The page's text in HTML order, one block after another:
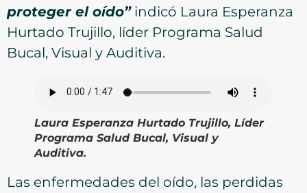
proteger el oído”indicó Laura Esperanza
Hurtado Trujillo, líder Programa Salud
Bucal, Visual y Auditiva.
Laura Esperanza Hurtado Trujillo, Líder
Programa Salud Bucal, Visual y
Auditiva.
Las enfermedades del oído, las perdidas